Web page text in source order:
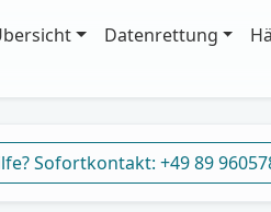
Datenrettung
Sofortkontakt: +49 89